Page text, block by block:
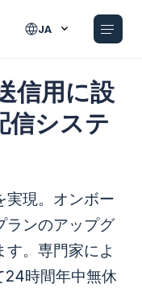
JA
信用に設
信システ
実現。オンボー
ランのアップグ
す。専門家によ
24時間年中無休